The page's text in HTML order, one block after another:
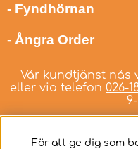
- Fyndhörnan
- Ångra Order
Vår kundtjänst nås
eller via telefon 026-
9-
För att ge dig som